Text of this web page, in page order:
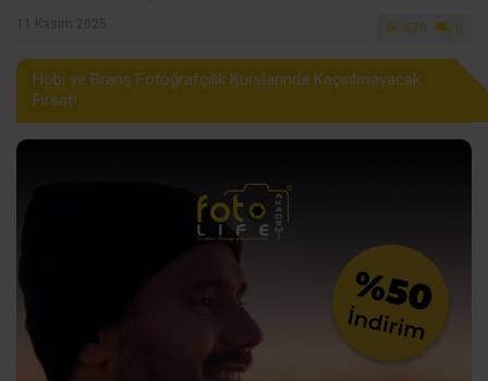
579 0
Hobi ve Branş Fotoğrafçılık Kurslarında Kaçırılmayacak
Fırsat!